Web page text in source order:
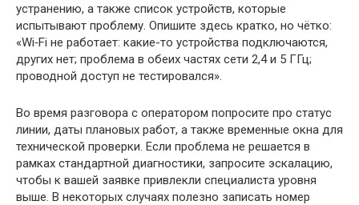
устранению, а также список устройств, которые
испытывают проблему. Опишите здесь кратко, но чётко:
«Wi‑Fi не работает: какие-то устройства подключаются,
других нет; проблема в обеих частях сети 2,4 и 5 ГГц;
проводной доступ не тестировался».
Во время разговора с оператором попросите про статус
линии, даты плановых работ, а также временные окна для
технической проверки. Если проблема не решается в
рамках стандартной диагностики, запросите эскалацию,
чтобы к вашей заявке привлекли специалиста уровня
выше. В некоторых случаях полезно записать номер